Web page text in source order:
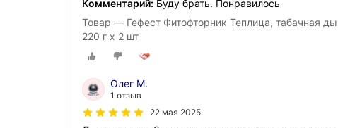
Комментарий: Буду брать. Понравилось
Товар — Гефест Фитофторник Теплица, табачная
220 г х 2 шт
Олег М.
1 отзыв
22 мая 2025